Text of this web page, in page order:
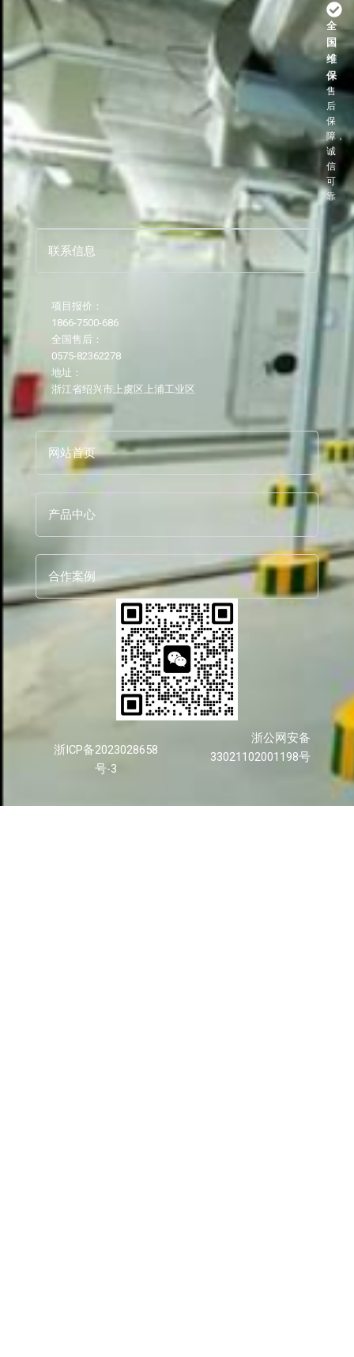
全
国
维
保
售
后
保
障，
诚
信
可
靠
联系信息
项目报价：
1866-7500-686
全国售后：
0575-82362278
地址：
浙江省绍兴市上虞区上浦工业区
网站首页
产品中心
合作案例
浙ICP备2023028658
号-3
浙公网安备
33021102001198号